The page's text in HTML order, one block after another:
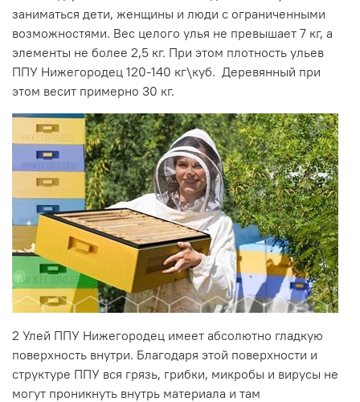
заниматься дети, женщины и люди с ограниченными
возможностями. Вес целого улья не превышает 7 кг, а
элементы не более 2,5 кг. При этом плотность ульев
ППУ Нижегородец 120-140 кг\куб. Деревянный при
этом весит примерно 30 кг.
2 Улей ППУ Нижегородец имеет абсолютно гладкую
поверхность внутри. Благодаря этой поверхности и
структуре ППУ вся грязь, грибки, микробы и вирусы не
могут проникнуть внутрь материала и там